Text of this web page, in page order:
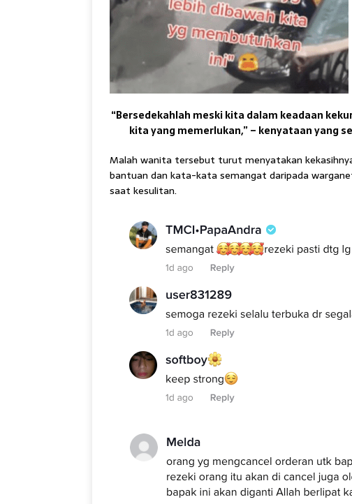
“Bersedekahlah meski kita dalam keadaan
kita yang memerlukan,” – kenyataan yang
Malah wanita tersebut turut menyatakan
bantuan dan kata-kata semangat daripada
saat kesulitan.